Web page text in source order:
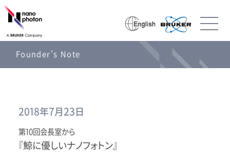
Founder's Note
2018年7月23日
第10回会長室から
『鯨に優しいナノフォトン』